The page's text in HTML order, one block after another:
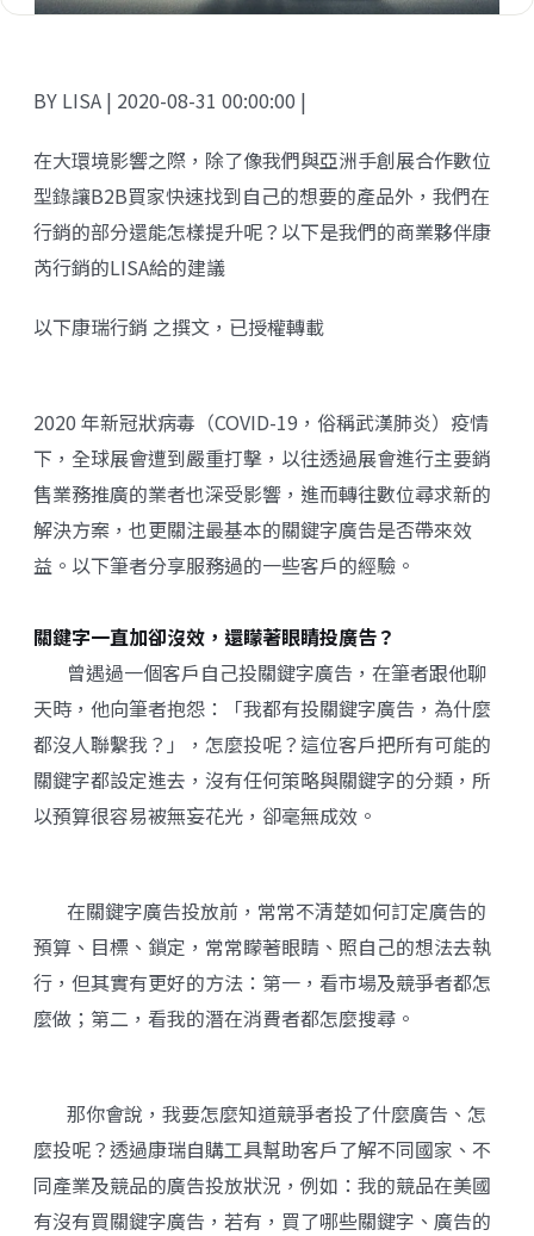
BY LISA | 2020-08-31 00:00:00 |
在大環境影響之際，除了像我們與亞洲手創展合作數位
型錄讓B2B買家快速找到自己的想要的產品外，我們在
行銷的部分還能怎樣提升呢？以下是我們的商業夥伴康
芮行銷的LISA給的建議
以下康瑞行銷 之撰文，已授權轉載
2020 年新冠狀病毒（COVID-19，俗稱武漢肺炎）疫情
下，全球展會遭到嚴重打擊，以往透過展會進行主要銷
售業務推廣的業者也深受影響，進而轉往數位尋求新的
解決方案，也更關注最基本的關鍵字廣告是否帶來效
益。以下筆者分享服務過的一些客戶的經驗。
關鍵字一直加卻沒效，還矇著眼睛投廣告？
曾遇過一個客戶自己投關鍵字廣告，在筆者跟他聊
天時，他向筆者抱怨：「我都有投關鍵字廣告，為什麼
都沒人聯繫我？」，怎麼投呢？這位客戶把所有可能的
關鍵字都設定進去，沒有任何策略與關鍵字的分類，所
以預算很容易被無妄花光，卻毫無成效。
在關鍵字廣告投放前，常常不清楚如何訂定廣告的
預算、目標、鎖定，常常矇著眼睛、照自己的想法去執
行，但其實有更好的方法：第一，看市場及競爭者都怎
麼做；第二，看我的潛在消費者都怎麼搜尋。
那你會說，我要怎麼知道競爭者投了什麼廣告、怎
麼投呢？透過康瑞自購工具幫助客戶了解不同國家、不
同產業及競品的廣告投放狀況，例如：我的競品在美國
有沒有買關鍵字廣告，若有，買了哪些關鍵字、廣告的